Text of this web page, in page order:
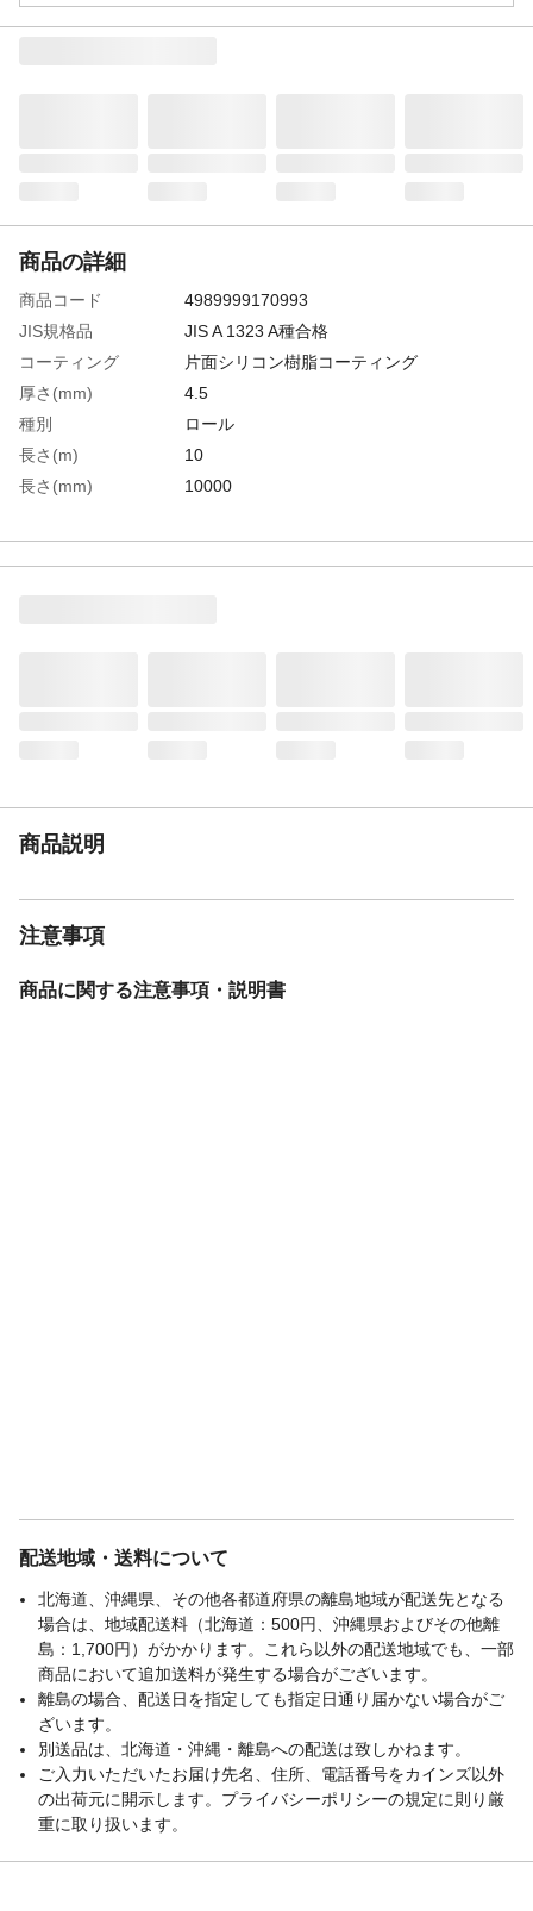
商品の詳細
商品コード
4989999170993
JIS規格品
JIS A 1323 A種合格
コーティング
片面シリコン樹脂コーティング
厚さ(mm)
4.5
種別
ロール
長さ(m)
10
長さ(mm)
10000
日本防炎協会試験番
号
C2120016
商品説明
注意事項
商品に関する注意事項・説明書
配送地域・送料について
北海道、沖縄県、その他各都道府県の離島地域が配送先となる
場合は、地域配送料（北海道：500円、沖縄県およびその他離
島：1,700円）がかかります。これら以外の配送地域でも、一部
商品において追加送料が発生する場合がございます。
離島の場合、配送日を指定しても指定日通り届かない場合がご
ざいます。
別送品は、北海道・沖縄・離島への配送は致しかねます。
ご入力いただいたお届け先名、住所、電話番号をカインズ以外
の出荷元に開示します。プライバシーポリシーの規定に則り厳
重に取り扱います。